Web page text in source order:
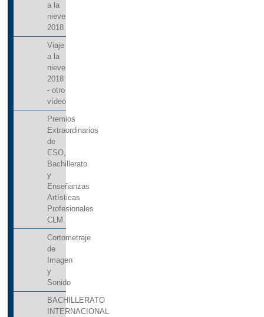
a la
nieve
2018
Viaje
a la
nieve
2018
- otro
vídeo
Premios
Extraordinarios
de
ESO,
Bachillerato
y
Enseñanzas
Artísticas
Profesionales
CLM
Cortometraje
de
Imagen
y
Sonido
BACHILLERATO
INTERNACIONAL